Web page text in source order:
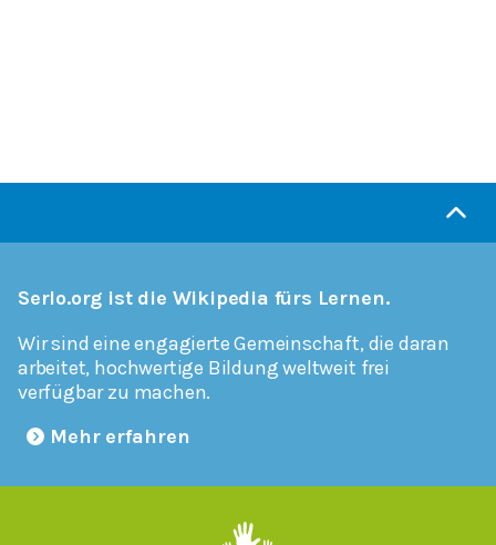
Serlo.org ist die Wikipedia fürs Lernen.
Wir sind eine engagierte Gemeinschaft, die daran
arbeitet, hochwertige Bildung weltweit frei
verfügbar zu machen.
Mehr erfahren